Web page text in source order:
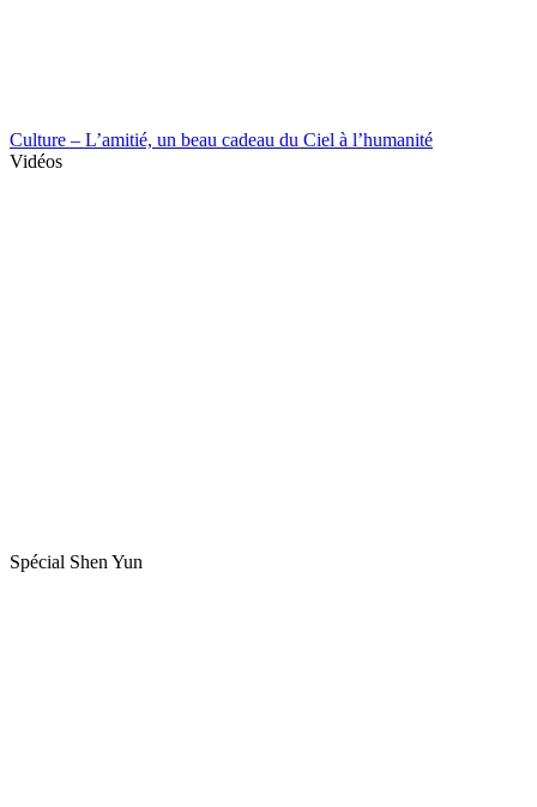
Culture – L’amitié, un beau cadeau du Ciel à l’humanité
Vidéos
Spécial Shen Yun